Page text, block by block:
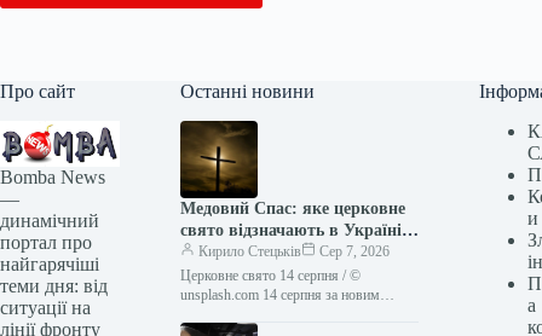
Про сайт
Bomba News
—
динамічний
портал про
найгарячіші
теми дня: від
ситуації на
лінії фронту
Останні новини
Медовий Спас: яке церковне
свято відзначають в Україні
14 серпня
Кирило Стецьків
Сер 7, 2026
Церковне свято 14 серпня / ©
unsplash.com 14 серпня за новим
и
а